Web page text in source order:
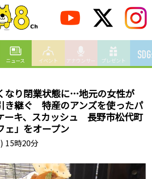
ニュース イベント アナウンサー プレゼント
なり閉業状態に…地元の女性が
き継ぐ 特産のアンズを使ったパ
ーキ、スカッシュ 長野市松代町
ェ」をオープン
15時20分